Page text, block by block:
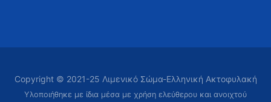
Copyright © 2021-25 Λιμενικό Σώμα-Ελληνική Ακτοφυλακή
Υλοποιήθηκε με ίδια μέσα με χρήση ελεύθερου και ανοιχτού